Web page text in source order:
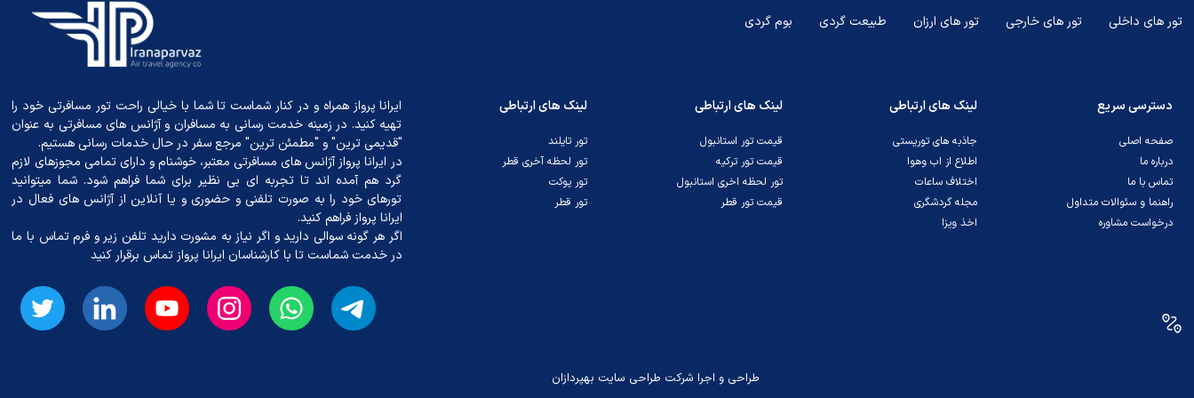
تور های داخلی تور های خارجی تور های ارزان طبیعت گردی بوم گردی
دسترسی سریع
صفحه اصلی
درباره ما
تماس با ما
راهنما و سئوالات متداول
درخواست مشاوره
لینک های ارتباطی
جاذبه های توریستی
اطلاع از اب وهوا
اختلاف ساعات
مجله گردشگری
اخذ ویزا
لینک های ارتباطی
قیمت تور استانبول
قیمت تور ترکیه
تور لحظه اخری استانبول
قیمت تور قطر
لینک های ارتباطی
تور تایلند
تور لحظه آخری قطر
تور پوکت
تور قطر
ایرانا پرواز همراه و در کنار شماست تا شما با خیالی راحت تور مسافرتی خود را
تهیه کنید. در زمینه خدمت رسانی به مسافران و آژانس‌ های مسافرتی به عنوان
"قدیمی ترین" و "مطمئن ترین" مرجع سفر در حال خدمات رسانی هستیم.
در ایرانا پرواز آژانس های مسافرتی معتبر، خوشنام و دارای تمامی مجوزهای لازم
گرد هم آمده اند تا تجربه ای بی نظیر برای شما فراهم شود. شما میتوانید
تورهای خود را به صورت تلفنی و حضوری و یا آنلاین از آژانس های فعال در
ایرانا پرواز فراهم کنید.
اگر هر گونه سوالی دارید و اگر نیاز به مشورت دارید تلفن زیر و فرم تماس با ما
در خدمت شماست تا با کارشناسان ایرانا پرواز تماس برقرار کنید
طراحی و اجرا شرکت طراحی سایت بهپردازان